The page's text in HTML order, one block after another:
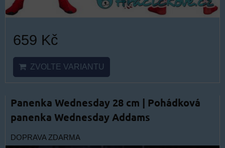
659 Kč
ZVOLTE VARIANTU
Panenka Wednesday 28 cm | Pohádková
panenka Wednesday Addams
DOPRAVA ZDARMA